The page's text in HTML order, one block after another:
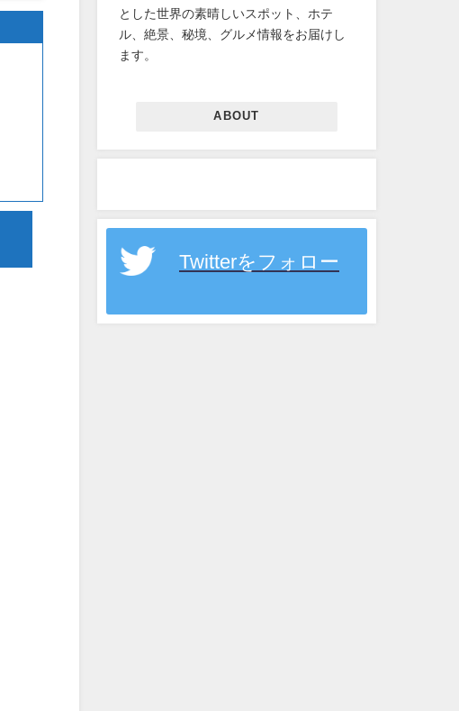
とした世界の素晴しいスポット、ホテ
ル、絶景、秘境、グルメ情報をお届けし
ます。
ABOUT
Twitterをフォロー